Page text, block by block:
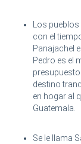
Los pueblos
con el
Panajachel
Pedro es el
destino
en hogar al
Guatemala.
Se le llama